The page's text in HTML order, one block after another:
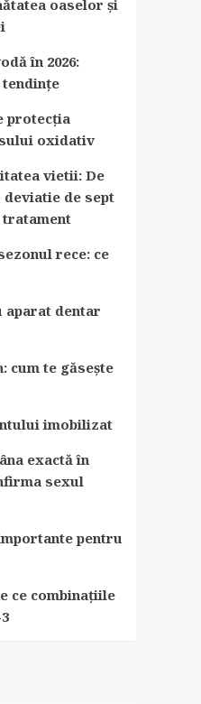
oaselor și
în 2026:
protecția
oxidativ
vietii: De
de sept
rece: ce
aparat dentar
cum te găsește
imobilizat
exactă în
sexul
pentru
ce combinațiile